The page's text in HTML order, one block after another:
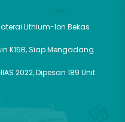
Lithium-Ion Bekas
K15B, Siap Mengadang
2022, Dipesan 189 Unit